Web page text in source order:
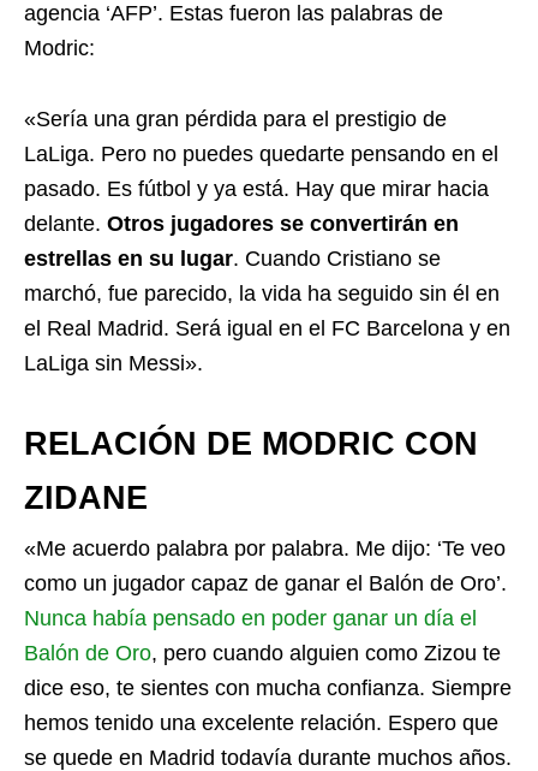
agencia ‘AFP’. Estas fueron las palabras de
Modric:
«Sería una gran pérdida para el prestigio de
LaLiga. Pero no puedes quedarte pensando en el
pasado. Es fútbol y ya está. Hay que mirar hacia
delante. Otros jugadores se convertirán en
estrellas en su lugar. Cuando Cristiano se
marchó, fue parecido, la vida ha seguido sin él en
el Real Madrid. Será igual en el FC Barcelona y en
LaLiga sin Messi».
RELACIÓN DE MODRIC CON
ZIDANE
«Me acuerdo palabra por palabra. Me dijo: ‘Te veo
como un jugador capaz de ganar el Balón de Oro’.
Nunca había pensado en poder ganar un día el
Balón de Oro, pero cuando alguien como Zizou te
dice eso, te sientes con mucha confianza. Siempre
hemos tenido una excelente relación. Espero que
se quede en Madrid todavía durante muchos años.